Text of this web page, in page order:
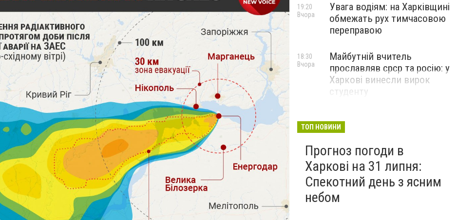
Увага водіям: на Харківщині
обмежать рух тимчасовою
переправою
19:20
Вчора
Майбутній вчитель
прославляв срср та росію: у
Харкові винесли вирок
студенту
18:30
Вчора
ТОП НОВИНИ
Прогноз погоди в
Харкові на 31 липня:
Спекотний день з ясним
небом